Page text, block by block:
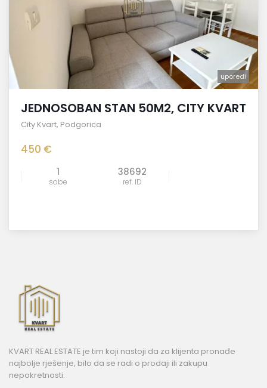
uporedi
JEDNOSOBAN STAN 50M2, CITY KVART
City Kvart, Podgorica
450 €
1
sobe
38692
ref. ID
KVART REAL ESTATE je tim koji nastoji da za klijenta pronađe
najbolje rješenje, bilo da se radi o prodaji ili zakupu
nepokretnosti.